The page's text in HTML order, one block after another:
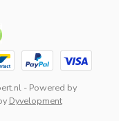
- Powered by
Dyvelopment